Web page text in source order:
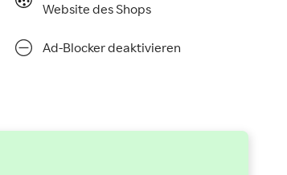
Website des Shops
Ad-Blocker deaktivieren